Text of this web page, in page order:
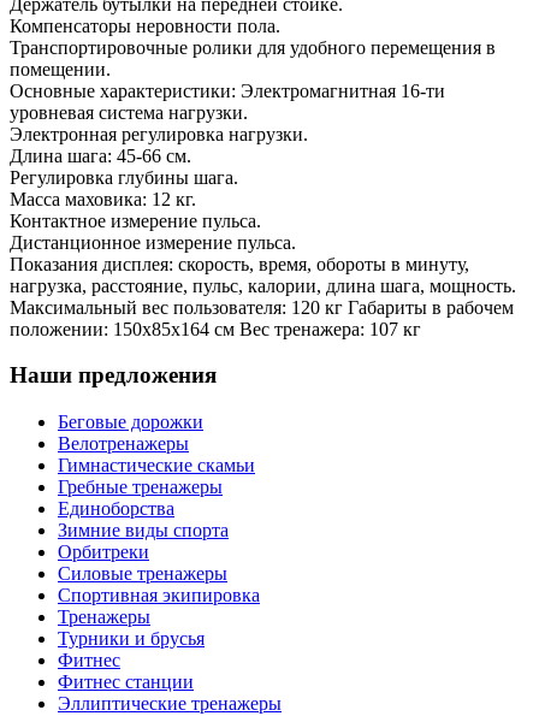
Компенсаторы неровности пола.
Транспортировочные ролики для удобного перемещения в
помещении.
Основные характеристики: Электромагнитная 16-ти
уровневая система нагрузки.
Электронная регулировка нагрузки.
Длина шага: 45-66 см.
Регулировка глубины шага.
Масса маховика: 12 кг.
Контактное измерение пульса.
Дистанционное измерение пульса.
Показания дисплея: скорость, время, обороты в минуту,
нагрузка, расстояние, пульс, калории, длина шага, мощность.
Максимальный вес пользователя: 120 кг Габариты в рабочем
положении: 150х85х164 см Вес тренажера: 107 кг
Наши предложения
Беговые дорожки
Велотренажеры
Гимнастические скамьи
Гребные тренажеры
Единоборства
Зимние виды спорта
Орбитреки
Силовые тренажеры
Спортивная экипировка
Тренажеры
Турники и брусья
Фитнес
Фитнес станции
Эллиптические тренажеры